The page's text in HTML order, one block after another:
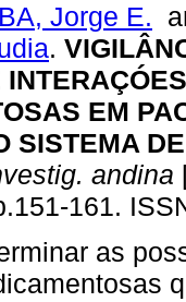
Jorge E.
.
EM
SISTEMA
andina
161.
as